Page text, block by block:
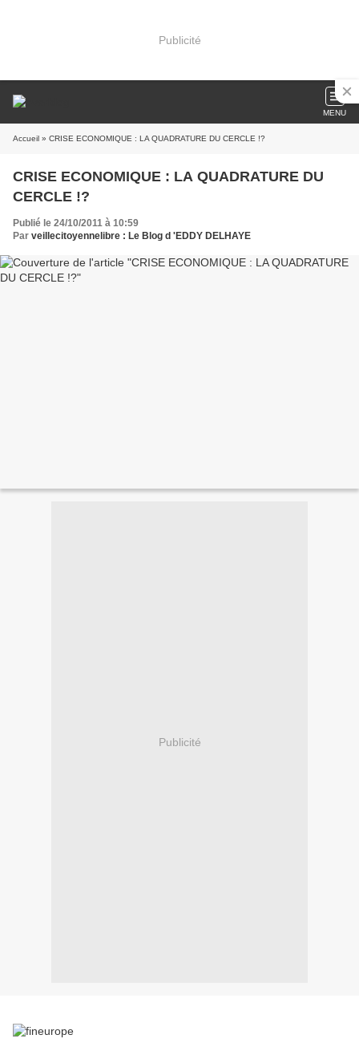
Publicité
MENU
Accueil » CRISE ECONOMIQUE : LA QUADRATURE DU CERCLE !?
CRISE ECONOMIQUE : LA QUADRATURE DU
CERCLE !?
Publié le 24/10/2011 à 10:59
Par veillecitoyennelibre : Le Blog d 'EDDY DELHAYE
Publicité